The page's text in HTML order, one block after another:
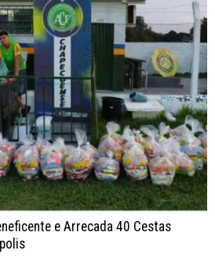
e Arrecada 40 Cestas